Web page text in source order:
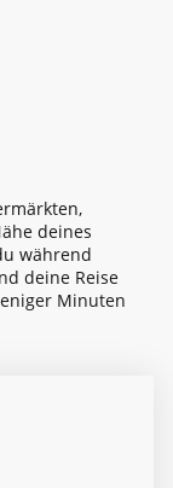
deines
während
deine Reise
Minuten